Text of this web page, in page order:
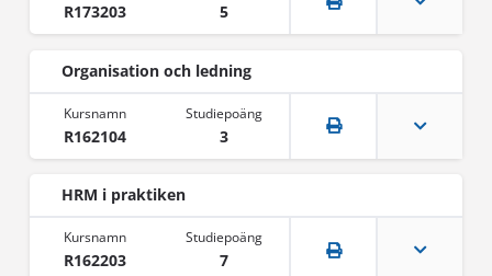
R173203 5
Organisation och ledning
R162104 3
HRM i praktiken
R162203 7